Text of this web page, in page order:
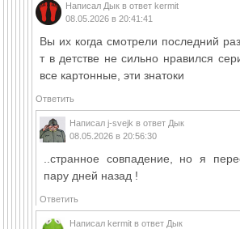
Написал Дык в ответ kermit
08.05.2026 в 20:41:41
Вы их когда смотрели последний
т в детстве не сильно нравился
все картонные, эти знатоки
Ответить
Написал j-svejk в ответ Дык
08.05.2026 в 20:56:30
..странное совпадение, но я
пару дней назад !
Ответить
Написал kermit в ответ Дык